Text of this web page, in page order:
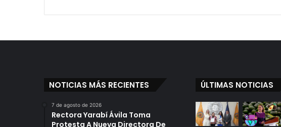
NOTICIAS MÁS RECIENTES
7 de agosto de 2026
Rectora Yarabí Ávila Toma
Protesta A Nueva Directora De
ÚLTIMAS NOTICIAS